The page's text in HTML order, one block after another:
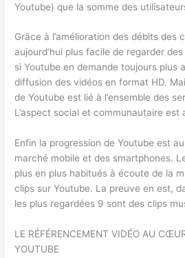
Youtube) que la somme des
Grâce à l’amélioration des débits des
aujourd’hui plus facile de regarder
si Youtube en demande toujours plus
diffusion des vidéos en format HD.
de Youtube est lié à l’ensemble des
L’aspect social et communautaire
Enfin la progression de Youtube est
marché mobile et des smartphones.
plus en plus habitués à écoute de la
clips sur Youtube. La preuve en est,
les plus regardées 9 sont des clips
LE RÉFÉRENCEMENT VIDÉO AU
YOUTUBE